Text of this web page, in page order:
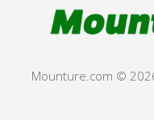
Mounture.com ©